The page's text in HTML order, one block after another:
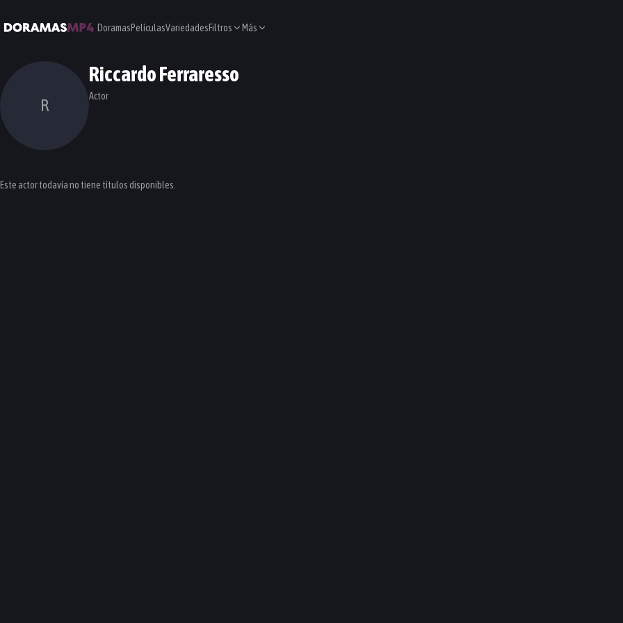
DoramasPelículasVariedadesFiltros Más
R
Riccardo Ferraresso
Actor
Este actor todavía no tiene títulos disponibles.